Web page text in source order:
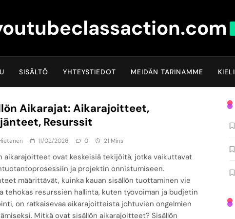
SISÄLTÖ YHTEYSTIEDOT MEIDÄN TARINAMME KIELI
Aikarajat: Aikarajoitteet,
Resurssit
11/02/2026 0 21 Mins
aikarajoitteet ovat keskeisiä tekijöitä, jotka vaikuttavat
ja projektin onnistumiseen.
määrittävät, kuinka kauan sisällön tuottaminen vie
tehokas resurssien hallinta, kuten työvoiman ja budjetin
on ratkaisevaa aikarajoitteista johtuvien ongelmien
Mitkä ovat sisällön aikarajoitteet? Sisällön